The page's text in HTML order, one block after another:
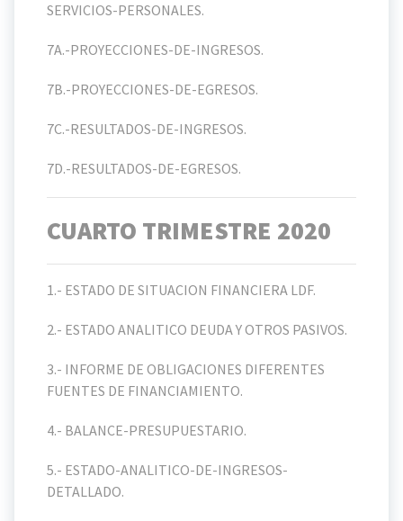
SERVICIOS-PERSONALES.
7A.-PROYECCIONES-DE-INGRESOS.
7B.-PROYECCIONES-DE-EGRESOS.
7C.-RESULTADOS-DE-INGRESOS.
7D.-RESULTADOS-DE-EGRESOS.
CUARTO TRIMESTRE 2020
1.- ESTADO DE SITUACION FINANCIERA LDF.
2.- ESTADO ANALITICO DEUDA Y OTROS PASIVOS.
3.- INFORME DE OBLIGACIONES DIFERENTES
FUENTES DE FINANCIAMIENTO.
4.- BALANCE-PRESUPUESTARIO.
5.- ESTADO-ANALITICO-DE-INGRESOS-
DETALLADO.